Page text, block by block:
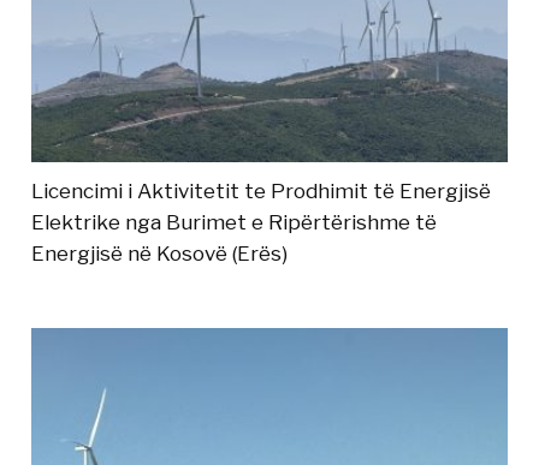
Licencimi i Aktivitetit te Prodhimit të Energjisë
Elektrike nga Burimet e Ripërtërishme të
Energjisë në Kosovë (Erës)